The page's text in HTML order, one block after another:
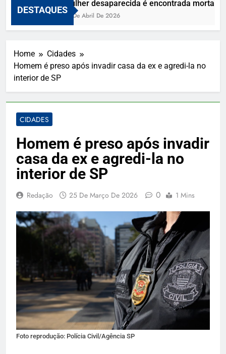
DESTAQUES
Mulher desaparecida é encontrada morta e
10 De Abril De 2026
Home
Cidades
Homem é preso após invadir casa da ex e agredi-la no
interior de SP
CIDADES
Homem é preso após invadir
casa da ex e agredi-la no
interior de SP
Redação 25 De Março De 2026 0 1 Mins
Foto reprodução: Polícia Civil/Agência SP